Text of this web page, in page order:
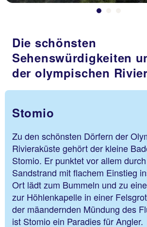
Die schönsten
Sehenswürdigkeiten
der olympischen
Stomio
Zu den schönsten Dörfern der
Rivieraküste gehört der kleine
Stomio. Er punktet vor allem
Sandstrand mit flachem Einstieg
Ort lädt zum Bummeln und zu
zur Höhlenkapelle in einer
der mäandernden Mündung des
ist Stomio ein Paradies für Angler.